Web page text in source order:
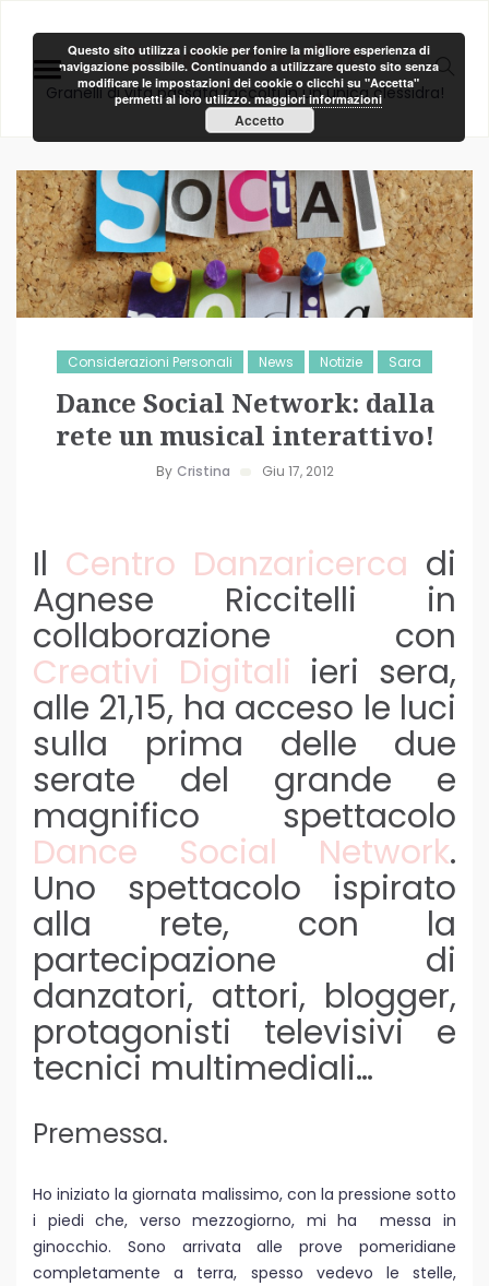
Area Creativa
Granelli di vita passata raccolti in un unica clessidra!
Considerazioni Personali News Notizie Sara
Dance Social Network: dalla
rete un musical interattivo!
By Cristina Giu 17, 2012
Il Centro Danzaricerca di
Agnese Riccitelli in
collaborazione con
Creativi Digitali ieri sera,
alle 21,15, ha acceso le luci
sulla prima delle due
serate del grande e
magnifico spettacolo
Dance Social Network.
Uno spettacolo ispirato
alla rete, con la
partecipazione di
danzatori, attori, blogger,
protagonisti televisivi e
tecnici multimediali…
Premessa.
Ho iniziato la giornata malissimo, con la pressione sotto
i piedi che, verso mezzogiorno, mi ha messa in
ginocchio. Sono arrivata alle prove pomeridiane
completamente a terra, spesso vedevo le stelle,
Questo sito utilizza i cookie per fonire la migliore esperienza di
navigazione possibile. Continuando a utilizzare questo sito senza
modificare le impostazioni dei cookie o clicchi su "Accetta"
permetti al loro utilizzo.maggiori informazioni
Accetto